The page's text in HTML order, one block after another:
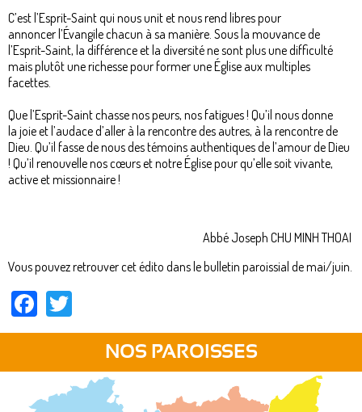
C’est l’Esprit-Saint qui nous unit et nous rend libres pour
annoncer l’Évangile chacun à sa manière. Sous la mouvance de
l’Esprit-Saint, la différence et la diversité ne sont plus une difficulté
mais plutôt une richesse pour former une Église aux multiples
facettes.
Que l’Esprit-Saint chasse nos peurs, nos fatigues ! Qu’il nous donne
la joie et l’audace d’aller à la rencontre des autres, à la rencontre de
Dieu. Qu’il fasse de nous des témoins authentiques de l’amour de Dieu
! Qu’il renouvelle nos cœurs et notre Église pour qu’elle soit vivante,
active et missionnaire !
Abbé Joseph CHU MINH THOAI
Vous pouvez retrouver cet édito dans le bulletin paroissial de mai/juin.
Facebook
NOS PAROISSES